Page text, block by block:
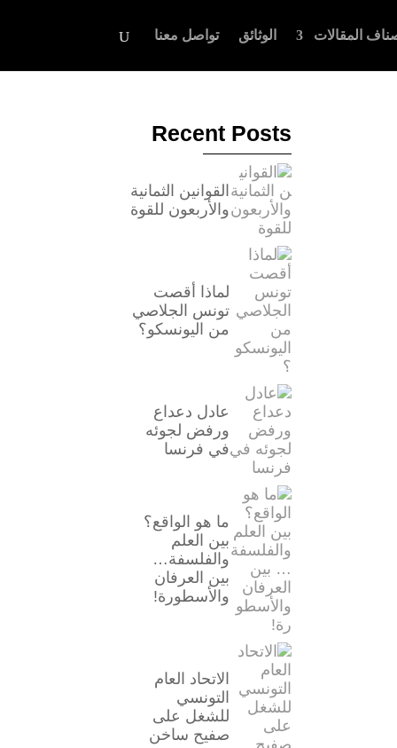
المقالات الوثائق تواصل معنا
Recent Posts
القوانين الثمانية
والأربعون للقوة
لماذا أقصت
تونس الجلاصي
من اليونسكو؟
عادل دعداع
ورفض لجوئه
في فرنسا
ما هو الواقع؟
بين العلم
والفلسفة…
بين العرفان
والأسطورة!
الاتحاد العام
التونسي
للشغل على
صفيح ساخن